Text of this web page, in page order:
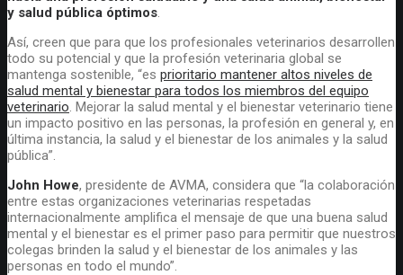
y salud pública óptimos
Así, creen que para que los profesionales veterinarios desarrollen
todo su potencial y que la profesión veterinaria global se
mantenga sostenible, “es prioritario mantener altos niveles de
salud mental y bienestar para todos los miembros del equipo
veterinario . Mejorar la salud mental y el bienestar veterinario tiene
un impacto positivo en las personas, la profesión en general y, en
última instancia, la salud y el bienestar de los animales y la salud
pública”.
John Howe, presidente de AVMA, considera que “la colaboración
entre estas organizaciones veterinarias respetadas
internacionalmente amplifica el mensaje de que una buena salud
mental y el bienestar es el primer paso para permitir que nuestros
colegas brinden la salud y el bienestar de los animales y las
personas en todo el mundo”.